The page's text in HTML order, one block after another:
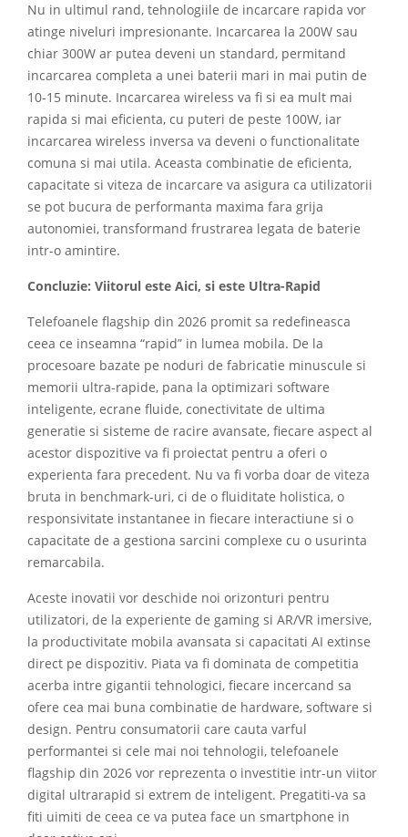
Nu in ultimul rand, tehnologiile de incarcare rapida vor
atinge niveluri impresionante. Incarcarea la 200W sau
chiar 300W ar putea deveni un standard, permitand
incarcarea completa a unei baterii mari in mai putin de
10-15 minute. Incarcarea wireless va fi si ea mult mai
rapida si mai eficienta, cu puteri de peste 100W, iar
incarcarea wireless inversa va deveni o functionalitate
comuna si mai utila. Aceasta combinatie de eficienta,
capacitate si viteza de incarcare va asigura ca utilizatorii
se pot bucura de performanta maxima fara grija
autonomiei, transformand frustrarea legata de baterie
intr-o amintire.
Concluzie: Viitorul este Aici, si este Ultra-Rapid
Telefoanele flagship din 2026 promit sa redefineasca
ceea ce inseamna “rapid” in lumea mobila. De la
procesoare bazate pe noduri de fabricatie minuscule si
memorii ultra-rapide, pana la optimizari software
inteligente, ecrane fluide, conectivitate de ultima
generatie si sisteme de racire avansate, fiecare aspect al
acestor dispozitive va fi proiectat pentru a oferi o
experienta fara precedent. Nu va fi vorba doar de viteza
bruta in benchmark-uri, ci de o fluiditate holistica, o
responsivitate instantanee in fiecare interactiune si o
capacitate de a gestiona sarcini complexe cu o usurinta
remarcabila.
Aceste inovatii vor deschide noi orizonturi pentru
utilizatori, de la experiente de gaming si AR/VR imersive,
la productivitate mobila avansata si capacitati AI extinse
direct pe dispozitiv. Piata va fi dominata de competitia
acerba intre gigantii tehnologici, fiecare incercand sa
ofere cea mai buna combinatie de hardware, software si
design. Pentru consumatorii care cauta varful
performantei si cele mai noi tehnologii, telefoanele
flagship din 2026 vor reprezenta o investitie intr-un viitor
digital ultrarapid si extrem de inteligent. Pregatiti-va sa
fiti uimiti de ceea ce va putea face un smartphone in